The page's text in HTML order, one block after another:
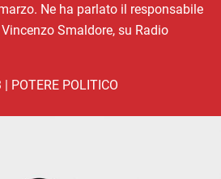
Ne ha parlato il responsabile
Smaldore, su Radio
| POTERE POLITICO